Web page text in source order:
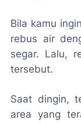
Bila kamu
rebus air
segar. Lalu,
tersebut.
Saat dingin,
area yang